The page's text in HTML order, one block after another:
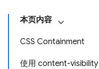
本页内容
CSS Containment
使用 content-